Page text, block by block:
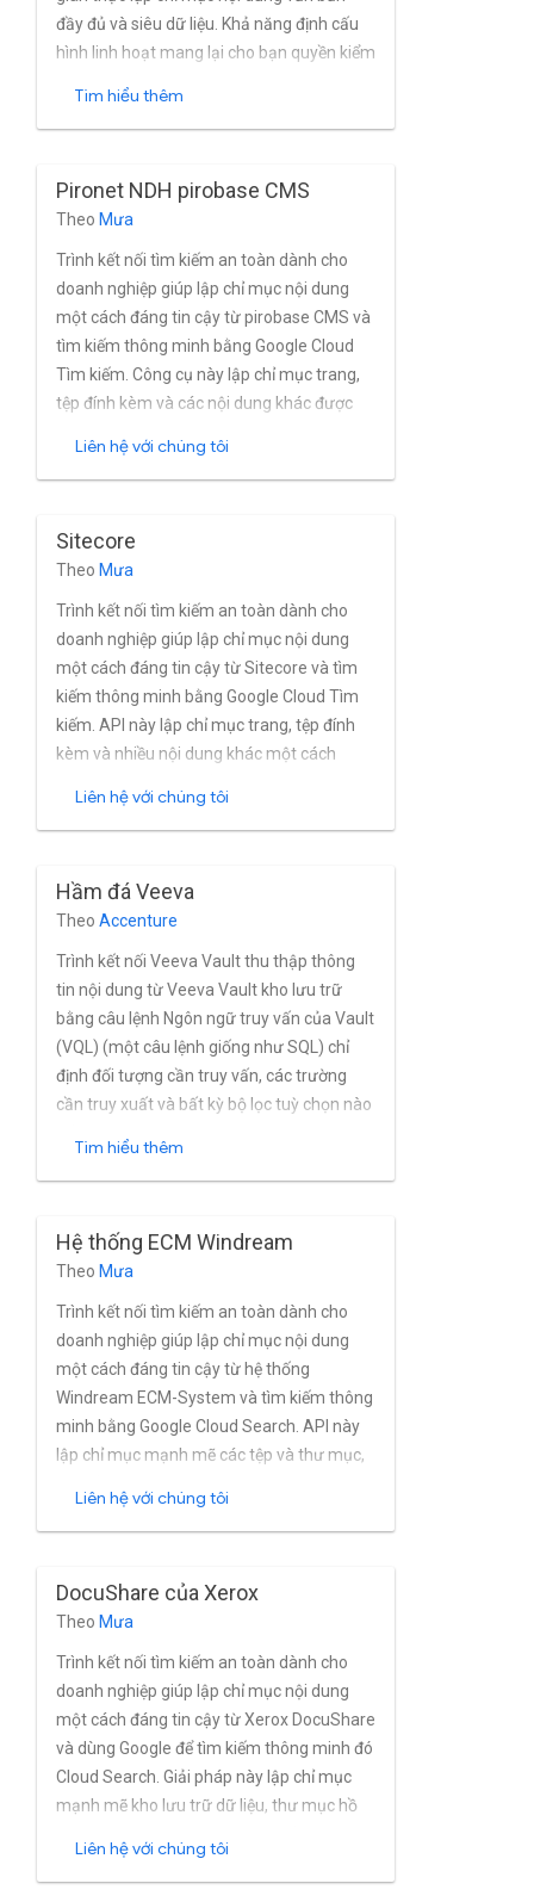
đầy đủ và siêu dữ liệu. Khả năng định cấu
hình linh hoạt mang lại cho bạn quyền kiểm
Cloud Search sẽ được thực hiện trực tiếp
từ Nội dung WebCenter.
Tìm hiểu thêm
Pironet NDH pirobase CMS
Theo Mưa
Trình kết nối tìm kiếm an toàn dành cho
doanh nghiệp giúp lập chỉ mục nội dung
một cách đáng tin cậy từ pirobase CMS và
tìm kiếm thông minh bằng Google Cloud
Tìm kiếm. Công cụ này lập chỉ mục trang,
tệp đính kèm và các nội dung khác được
pirobase CMS gần như theo thời gian thực.
người dùng.
Liên hệ với chúng tôi
Sitecore
Theo Mưa
Trình kết nối tìm kiếm an toàn dành cho
doanh nghiệp giúp lập chỉ mục nội dung
một cách đáng tin cậy từ Sitecore và tìm
kiếm thông minh bằng Google Cloud Tìm
kiếm. API này lập chỉ mục trang, tệp đính
kèm và nhiều nội dung khác một cách
thực. Trình kết nối hoàn chỉnh hỗ trợ mô
Directory được liên kết.
Liên hệ với chúng tôi
Hầm đá Veeva
Theo Accenture
Trình kết nối Veeva Vault thu thập thông
tin nội dung từ Veeva Vault kho lưu trữ
bằng câu lệnh Ngôn ngữ truy vấn của Vault
(VQL) (một câu lệnh giống như SQL) chỉ
định đối tượng cần truy vấn, các trường
cần truy xuất và bất kỳ bộ lọc tuỳ chọn nào
Tìm hiểu thêm
Hệ thống ECM Windream
Theo Mưa
Trình kết nối tìm kiếm an toàn dành cho
doanh nghiệp giúp lập chỉ mục nội dung
một cách đáng tin cậy từ hệ thống
Windream ECM-System và tìm kiếm thông
minh bằng Google Cloud Search. API này
lập chỉ mục mạnh mẽ các tệp và thư mục,
được liên kết với hệ thống ECM-ream gió
System mô hình quản lý quyền cũng như
quản lý người dùng và nhóm trong Active
Directory.
Liên hệ với chúng tôi
DocuShare của Xerox
Theo Mưa
Trình kết nối tìm kiếm an toàn dành cho
doanh nghiệp giúp lập chỉ mục nội dung
một cách đáng tin cậy từ Xerox DocuShare
và dùng Google để tìm kiếm thông minh đó
Cloud Search. Giải pháp này lập chỉ mục
mạnh mẽ kho lưu trữ dữ liệu, thư mục hồ
theo thời gian thực. Chiến lược phát hành
Liên hệ với chúng tôi